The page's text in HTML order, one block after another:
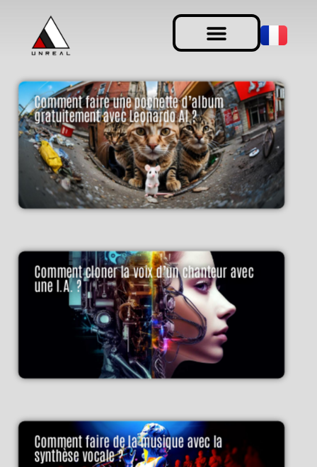
Comment faire une pochette d’album
gratuitement avec Leonardo AI ?
Comment cloner la voix d’un chanteur avec
une I.A. ?
Comment faire de la musique avec la
synthèse vocale ?